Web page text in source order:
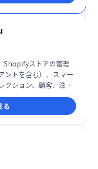
Shopifyストアの管理
ントを含む）、スマー
クション、顧客、注文
グ、ページ、ショップ
削除できます。
る